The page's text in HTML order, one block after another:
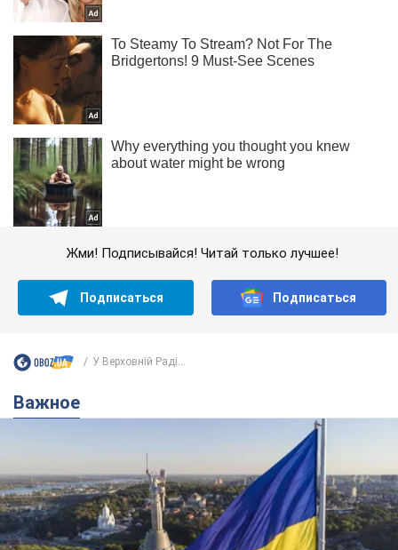
Жми! Подписывайся! Читай только лучшее!
Подписаться Подписаться
У Верховній Раді...
Важное